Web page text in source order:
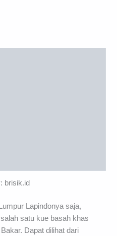
brisik.id
Lapindonya saja,
satu kue basah khas
Dapat dilihat dari